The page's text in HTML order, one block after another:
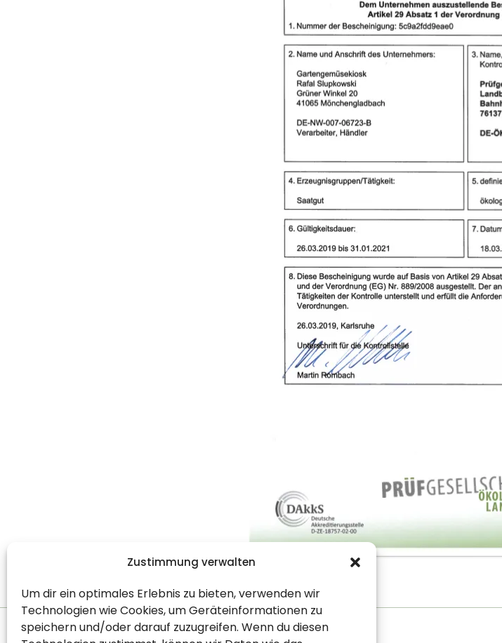
Zustimmung verwalten
Um dir ein optimales Erlebnis zu bieten, verwenden wir
Technologien wie Cookies, um Geräteinformationen zu
speichern und/oder darauf zuzugreifen. Wenn du diesen